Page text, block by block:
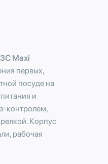
Maxi
первых,
посуде на
и
контролем,
Корпус
рабочая